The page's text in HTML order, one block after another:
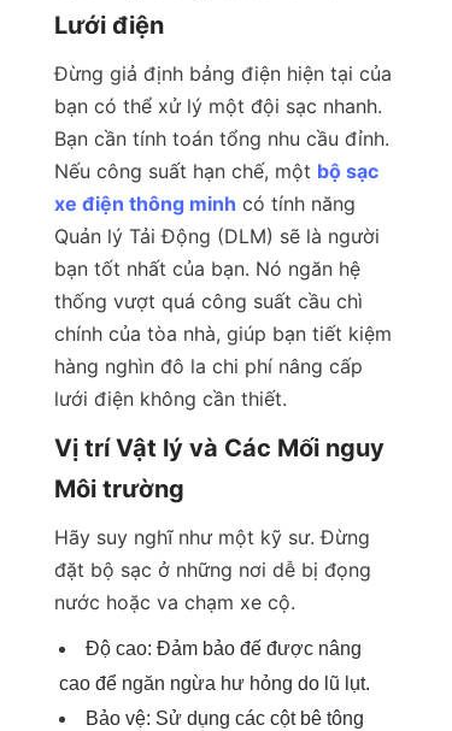
Lưới điện
Đừng giả định bảng điện hiện tại của
bạn có thể xử lý một đội sạc nhanh.
Bạn cần tính toán tổng nhu cầu đỉnh.
Nếu công suất hạn chế, một bộ sạc
xe điện thông minh có tính năng
Quản lý Tải Động (DLM) sẽ là người
bạn tốt nhất của bạn. Nó ngăn hệ
thống vượt quá công suất cầu chì
chính của tòa nhà, giúp bạn tiết kiệm
hàng nghìn đô la chi phí nâng cấp
lưới điện không cần thiết.
Vị trí Vật lý và Các Mối nguy
Môi trường
Hãy suy nghĩ như một kỹ sư. Đừng
đặt bộ sạc ở những nơi dễ bị đọng
nước hoặc va chạm xe cộ.
Độ cao: Đảm bảo đế được nâng
cao để ngăn ngừa hư hỏng do lũ lụt.
Bảo vệ: Sử dụng các cột bê tông